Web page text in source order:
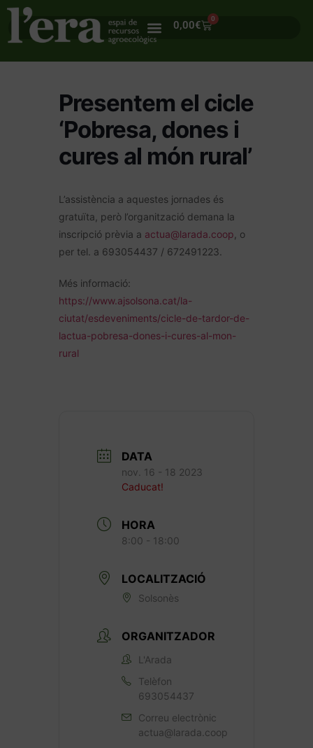
0,00€
0
Presentem el cicle
‘Pobresa, dones i
cures al món rural’
L’assistència a aquestes jornades és
gratuïta, però l’organització demana la
inscripció prèvia a actua@larada.coop , o
per tel. a 693054437 / 672491223.
Més informació:
https://www.ajsolsona.cat/la-
ciutat/esdeveniments/cicle-de-tardor-de-
lactua-pobresa-dones-i-cures-al-mon-
rural
DATA
nov. 16 - 18 2023
Caducat!
HORA
8:00 - 18:00
LOCALITZACIÓ
Solsonès
ORGANITZADOR
L'Arada
Telèfon
693054437
Correu electrònic
actua@larada.coop